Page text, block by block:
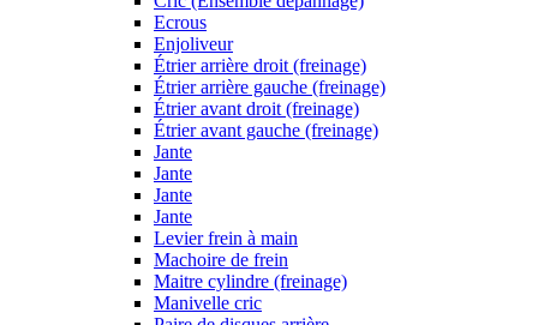
Ecrous
Enjoliveur
Étrier arrière droit (freinage)
Étrier arrière gauche (freinage)
Étrier avant droit (freinage)
Étrier avant gauche (freinage)
Jante
Jante
Jante
Jante
Levier frein à main
Machoire de frein
Maitre cylindre (freinage)
Manivelle cric